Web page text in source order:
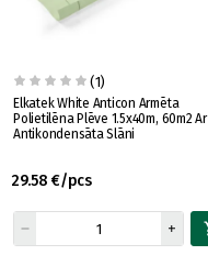
(1)
Elkatek White Anticon Armēta
Polietilēna Plēve 1.5x40m, 60m2 Ar
Antikondensāta Slāni
29.58 €/pcs